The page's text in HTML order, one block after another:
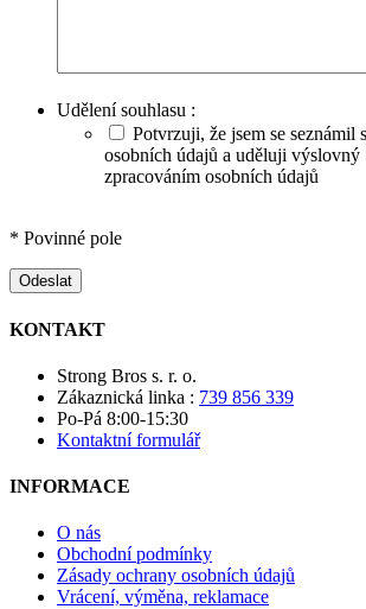
Udělení souhlasu :
Potvrzuji, že jsem se seznámil
osobních údajů a uděluji výslovný
zpracováním osobních údajů
* Povinné pole
Odeslat
KONTAKT
Strong Bros s. r. o.
Zákaznická linka : 739 856 339
Po-Pá 8:00-15:30
Kontaktní formulář
INFORMACE
O nás
Obchodní podmínky
Zásady ochrany osobních údajů
Vrácení, výměna, reklamace